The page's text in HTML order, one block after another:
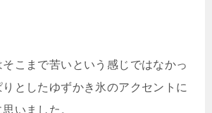
こまで苦いという感じではなかっ
としたゆずかき氷のアクセントに
いました。